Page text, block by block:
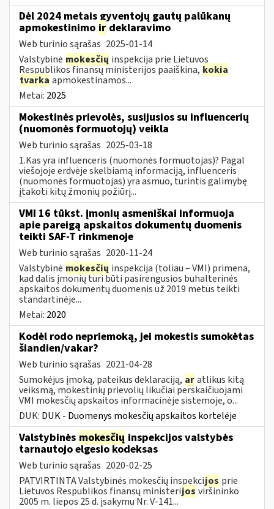
Dėl 2024 metais gyventojų gautų palūkanų
apmokestinimo ir deklaravimo
Web turinio sąrašas 2025-01-14
Valstybinė mokesčių inspekcija prie Lietuvos
Respublikos finansų ministerijos paaiškina, kokia
tvarka apmokestinamos...
Metai: 2025
Mokestinės prievolės, susijusios su influencerių
(nuomonės formuotojų) veikla
Web turinio sąrašas 2025-03-18
1.Kas yra influenceris (nuomonės formuotojas)? Pagal
viešojoje erdvėje skelbiamą informaciją, influenceris
(nuomonės formuotojas) yra asmuo, turintis galimybę
įtakoti kitų žmonių požiūrį...
VMI 16 tūkst. įmonių asmeniškai informuoja
apie pareigą apskaitos dokumentų duomenis
teikti SAF-T rinkmenoje
Web turinio sąrašas 2020-11-24
Valstybinė mokesčių inspekcija (toliau – VMI) primena,
kad dalis įmonių turi būti pasirengusios buhalterinės
apskaitos dokumentų duomenis už 2019 metus teikti
standartinėje...
Metai: 2020
Kodėl rodo nepriemoką, jei mokestis sumokėtas
šiandien/vakar?
Web turinio sąrašas 2021-04-28
Sumokėjus įmoką, pateikus deklaraciją, aratlikus kitą
veiksmą, mokestinių prievolių likučiai perskaičiuojami
VMI mokesčių apskaitos informacinėje sistemoje, o...
DUK: DUK - Duomenys mokesčių apskaitos kortelėje
Valstybinės mokesčių inspekcijos valstybės
tarnautojo elgesio kodeksas
Web turinio sąrašas 2020-02-25
PATVIRTINTA Valstybinės mokesčių inspekcijos prie
Lietuvos Respublikos finansų ministerijos viršininko
2005 m. liepos 25 d. įsakymu Nr. V-141...